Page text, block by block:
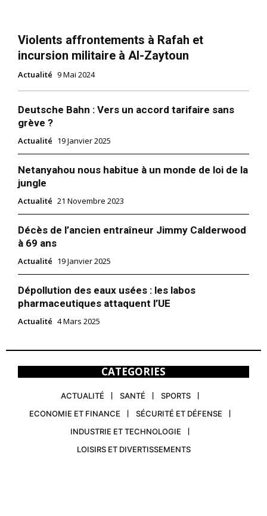
Violents affrontements à Rafah et
incursion militaire à Al-Zaytoun
Actualité 9 Mai 2024
Deutsche Bahn : Vers un accord tarifaire sans
grève ?
Actualité 19 Janvier 2025
Netanyahou nous habitue à un monde de loi de la
jungle
Actualité 21 Novembre 2023
Décès de l’ancien entraîneur Jimmy Calderwood
à 69 ans
Actualité 19 Janvier 2025
Dépollution des eaux usées : les labos
pharmaceutiques attaquent l’UE
Actualité 4 Mars 2025
CATEGORIES
ACTUALITÉ SANTÉ
SPORTS
ECONOMIE ET FINANCE
SÉCURITÉ ET DÉFENSE
INDUSTRIE ET TECHNOLOGIE
LOISIRS ET DIVERTISSEMENTS